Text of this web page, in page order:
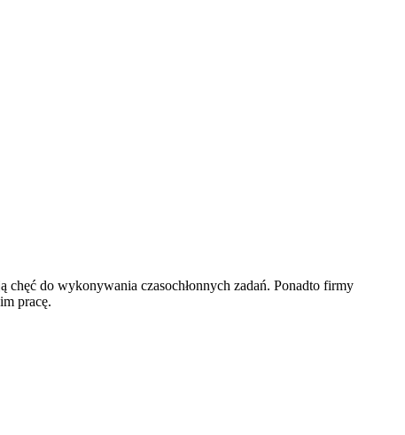
do wykonywania czasochłonnych zadań. Ponadto firmy
pracę.